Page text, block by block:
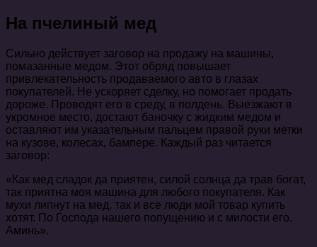
На пчелиный мед
Сильно действует заговор на продажу на машины,
помазанные медом. Этот обряд повышает
привлекательность продаваемого авто в глазах
покупателей. Не ускоряет сделку, но помогает продать
дороже. Проводят его в среду, в полдень. Выезжают в
укромное место, достают баночку с жидким медом и
оставляют им указательным пальцем правой руки метки
на кузове, колесах, бампере. Каждый раз читается
заговор:
«Как мед сладок да приятен, силой солнца да трав богат,
так приятна моя машина для любого покупателя. Как
мухи липнут на мед, так и все люди мой товар купить
хотят. По Господа нашего попущению и с милости его.
Аминь».